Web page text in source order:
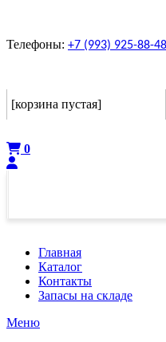
Телефоны: +7 (993) 925-88-48
[корзина пустая]
0
Главная
Каталог
Контакты
Запасы на складе
Меню